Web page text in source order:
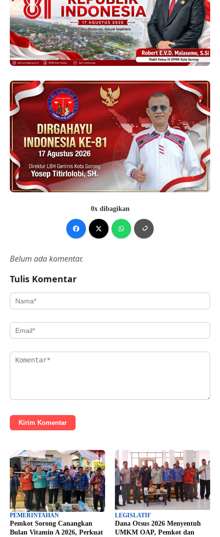
0x dibagikan
Belum ada komentar.
Tulis Komentar
Kirim Komentar
PEMERINTAHAN
Pemkot Sorong Canangkan
Bulan Vitamin A 2026, Perkuat
LEGISLATIF
Dana Otsus 2026 Menyentuh
UMKM OAP, Pemkot dan